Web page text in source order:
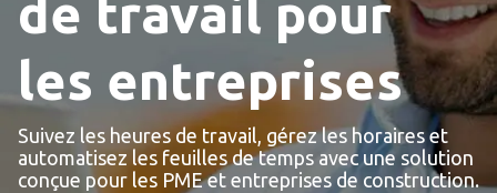
de travail pour
les entreprises
Suivez les heures de travail, gérez les horaires et
automatisez les feuilles de temps avec une solution
conçue pour les PME et entreprises de construction.